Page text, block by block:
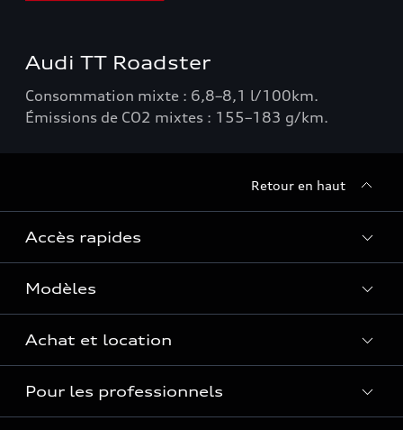
Audi TT Roadster
Consommation mixte : 6,8–8,1 l/100km.
Émissions de CO2 mixtes : 155–183 g/km.
Retour en haut
Accès rapides
Quelle Audi me correspond ?
Tous les modèles
Recherche de véhicules neufs
Véhicules d'occasion disponibles
Modèles
Électrique
Hybride rechargeable
Achat et location
Offres du moment
Pour les professionnels